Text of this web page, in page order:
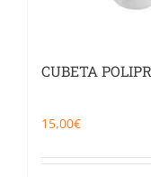
CUBETA
15,00€